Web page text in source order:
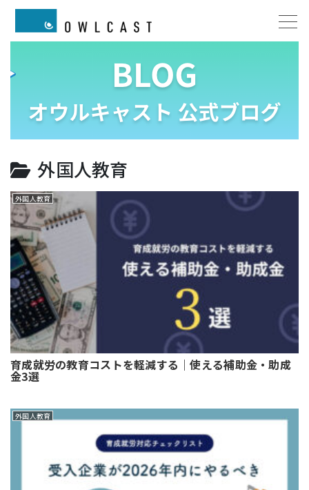
外国人教育
外国人教育
育成就労の教育コストを軽減する｜使える補助金・助成
金3選
外国人教育